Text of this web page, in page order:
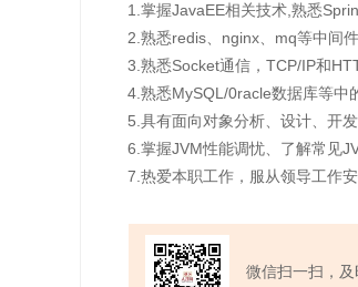
1.掌握JavaEE相关技术,熟悉
2.熟悉redis、nginx、mq等中间件
3.熟悉Socket通信，TCP/IP和
4.熟悉MySQL/0racle数据库等中
5.具有面向对象分析、设计、开发
6.掌握JVM性能调忧、了解常见
7.热爱本职工作，服从领导工作
微信扫一扫，